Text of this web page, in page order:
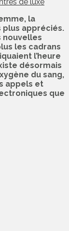
la
plus appréciés.
nouvelles
les cadrans
l’heure
désormais
du sang,
appels et
que